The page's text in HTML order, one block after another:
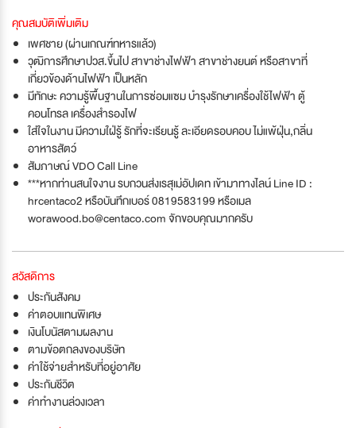
คุณสมบัติเพิ่มเติม
เพศชาย (ผ่านเกณฑ์ทหารแล้ว)
วุฒิการศึกษาปวส.ขึ้นไป สาขาช่างไฟฟ้า สาขาช่างยนต์ หรือสาขาที่
เกี่ยวข้องด้านไฟฟ้า เป็นหลัก
มีทักษะ ความรู้พื้นฐานในการซ่อมแซม บำรุงรักษาเครื่องใช้ไฟฟ้า ตู้
คอนโทรล เครื่องสำรองไฟ
ใส่ใจในงาน มีความใฝ่รู้ รักที่จะเรียนรู้ ละเอียดรอบคอบ ไม่แพ้ฝุ่น,กลิ่น
อาหารสัตว์
สัมภาษณ์ VDO Call Line
***หากท่านสนใจงาน รบกวนส่งเรสุเม่อัปเดท เข้ามาทางไลน์ Line ID :
hrcentaco2 หรือบันทึกเบอร์ 0819583199 หรือเมล
worawood.bo@centaco.comจักขอบคุณมากครับ
สวัสดิการ
ประกันสังคม
ค่าตอบแทนพิเศษ
เงินโบนัสตามผลงาน
ตามข้อตกลงของบริษัท
ค่าใช้จ่ายสำหรับที่อยู่อาศัย
ประกันชีวิต
ค่าทำงานล่วงเวลา